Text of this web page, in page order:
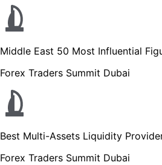
Middle East 50 Most Influential
Forex Traders Summit Dubai
Best Multi-Assets Liquidity
Forex Traders Summit Dubai